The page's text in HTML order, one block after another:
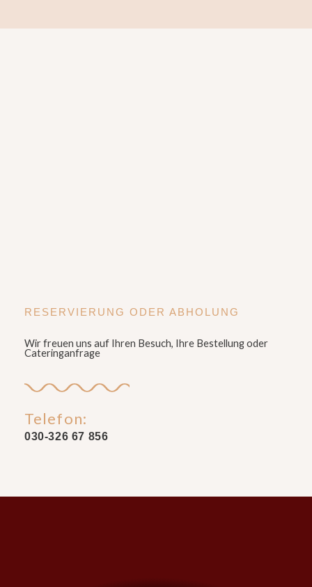
RESERVIERUNG ODER ABHOLUNG
Wir freuen uns auf Ihren Besuch, Ihre Bestellung oder
Cateringanfrage
Telefon:
030-326 67 856